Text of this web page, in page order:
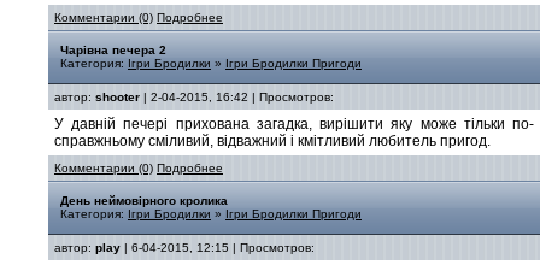
Комментарии (0) Подробнее
Чарівна печера 2
Категория: Ігри Бродилки » Ігри Бродилки Пригоди
автор: shooter | 2-04-2015, 16:42 | Просмотров:
У давній печері прихована загадка, вирішити яку може тільки по-
справжньому сміливий, відважний і кмітливий любитель пригод.
Комментарии (0) Подробнее
День неймовірного кролика
Категория: Ігри Бродилки » Ігри Бродилки Пригоди
автор: play | 6-04-2015, 12:15 | Просмотров: